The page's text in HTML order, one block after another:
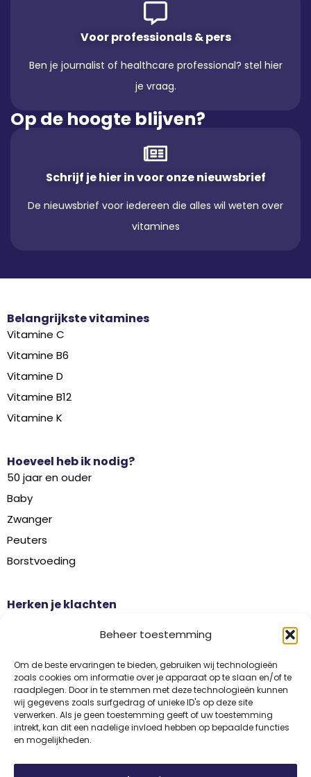
Beheer toestemming
Om de beste ervaringen te bieden, gebruiken wij technologieën
zoals cookies om informatie over je apparaat op te slaan en/of te
raadplegen. Door in te stemmen met deze technologieën kunnen
wij gegevens zoals surfgedrag of unieke ID's op deze site
verwerken. Als je geen toestemming geeft of uw toestemming
intrekt, kan dit een nadelige invloed hebben op bepaalde functies
en mogelijkheden.
Voor professionals & pers
Ben je journalist of healthcare professional? stel hier
je vraag.
Op de hoogte blijven?
Schrijf je hier in voor onze nieuwsbrief
De nieuwsbrief voor iedereen die alles wil weten over
vitamines
Belangrijkste vitamines
Vitamine C
Vitamine B6
Vitamine D
Vitamine B12
Vitamine K
Hoeveel heb ik nodig?
50 jaar en ouder
Baby
Zwanger
Peuters
Borstvoeding
Herken je klachten
Griep
Haaruitval
Overgangsklachten
Disclaimer Privacy